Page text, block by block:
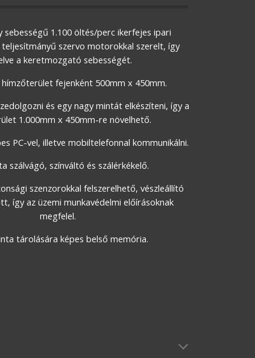
sebességű 1.100 öltés/perc ikerfejes ipari
szervo motorokkal szerelt, így
a keretmozgató sebességét.
fejenként 500mm x 450mm.
és egy nagy mintát elkészíteni, így a
1.000mm x 450mm-re növelhető.
PC-vel, illetve mobiltelefonnal kommunikálni.
szálvágó, színváltó és szálérkékelő.
szenzorokkal felszerelhető, vészleállító
így az üzemi munkavédelmi előírásoknak
megfelel.
tárolására képes belső memória.